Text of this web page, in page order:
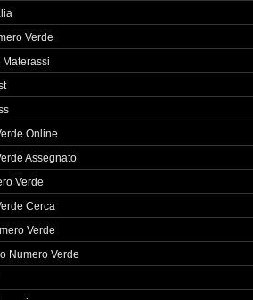
Verde
Materassi
Online
Assegnato
Verde
Cerca
Verde
Numero Verde